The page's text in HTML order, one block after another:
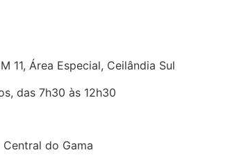
11, Área Especial, Ceilândia Sul
das 7h30 às 12h30
do Gama